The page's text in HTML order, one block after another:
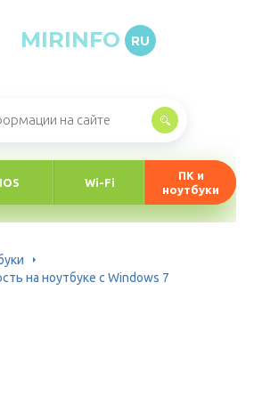
MIRINFO RU
IOS Wi-Fi
ПК и
ноутбуки
на ноутбуке с Windows 7